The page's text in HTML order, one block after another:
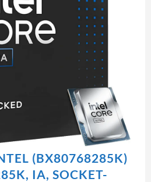
(BX80768285K)
IA, SOCKET-